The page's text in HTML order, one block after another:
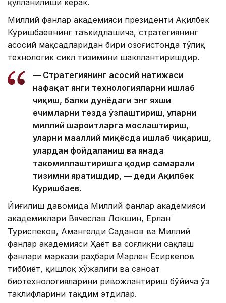
Миллий фанлар академияси президенти Ақилбек
Куришбаевнинг таъкидлашича, стратегиянинг
асосий мақсадларидан бири Қозоғистонда тўлиқ
технологик сикл тизимини шакллантиришдир.
— Стратегиянинг асосий натижаси
нафақат янги технологияларни ишлаб
чиқиш, балки дунёдаги энг яхши
ечимларни тезда ўзлаштириш, уларни
миллий шароитларга мослаштириш,
уларни маҳаллий миқёсда ишлаб чиқариш,
улардан фойдаланиш ва янада
такомиллаштиришга қодир самарали
тизимни яратишдир, — деди Ақилбек
Куришбаев.
Йиғилиш давомида Миллий фанлар академияси
академиклари Вячеслав Локшин, Ерлан
Туриспеков, Амангелди Саданов ва Миллий
фанлар академияси Ҳаёт ва соғлиқни сақлаш
фанлари маркази раҳбари Марлен Есиркепов
тиббиёт, қишлоқ хўжалиги ва саноат
биотехнологияларини ривожлантириш бўйича ўз
таклифларини тақдим этдилар.